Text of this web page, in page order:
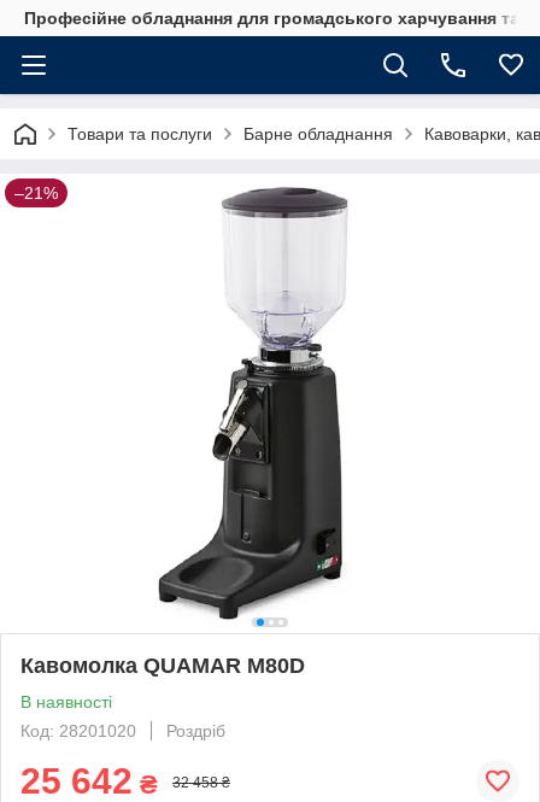
Професійне обладнання для громадського харчування та
Товари та послуги Барне обладнання Кавоварки,
–21%
Кавомолка QUAMAR M80D
В наявності
Код: 28201020
Роздріб
25 642 ₴ 32 458 ₴